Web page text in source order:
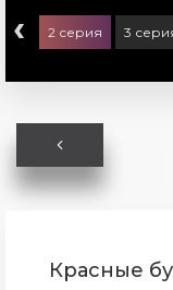
‹ 2 серия 3
Красные